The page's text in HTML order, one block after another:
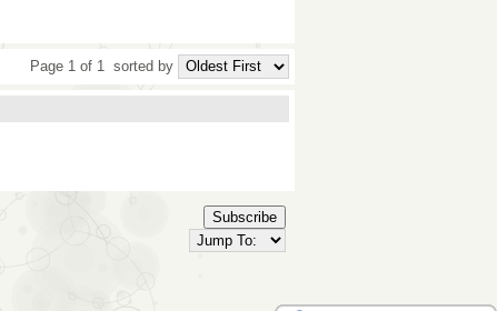
Page 1 of 1 sorted by
Subscribe